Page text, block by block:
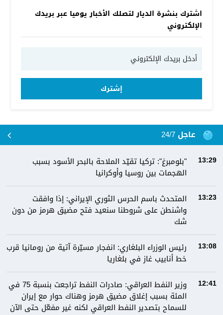
اشترك بنشرة الديار لتصلك الأخبار يوميا عبر بريدك
الإلكتروني
إشترك
عاجل 24/7
13:29
"بلومبرغ": تركيا تقيّد الملاحة بالبحر الأسود بسبب
الهجمات بين روسيا وأوكرانيا
13:23
المتحدث باسم الحرس الثوري الإيراني: إذا وافقت
واشنطن على شروطنا سنعيد فتح مضيق هرمز من دون
شك
13:08
رئيس الوزراء البلغاري: انفجار مسيّرة آتية من رومانيا قرب
خط أنابيب غاز في بلغاريا
12:41
وزير النفط العراقي: صادرات النفط تراجعت بنسبة 75 في
المئة بسبب إغلاق مضيق هرمز وهناك حوار مع إيران
للسماح بتصدير النفط العراقي لكنه غير مفعّل حتى الآن